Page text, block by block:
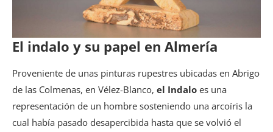
El indalo y su papel en Almería
Proveniente de unas pinturas rupestres ubicadas en Abrigo
de las Colmenas, en Vélez-Blanco, el Indalo es una
representación de un hombre sosteniendo una arcoíris la
cual había pasado desapercibida hasta que se volvió el